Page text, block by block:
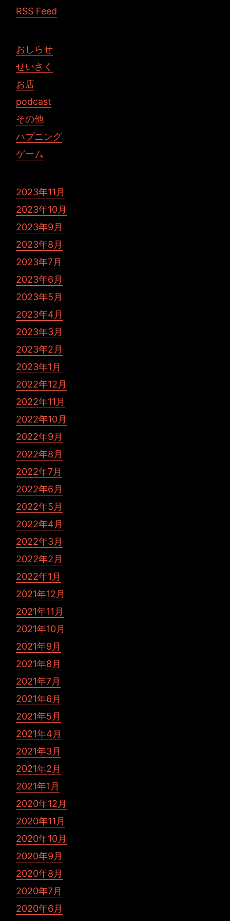
RSS Feed
おしらせ
せいさく
お店
podcast
その他
ハプニング
ゲーム
2023年11月
2023年10月
2023年9月
2023年8月
2023年7月
2023年6月
2023年5月
2023年4月
2023年3月
2023年2月
2023年1月
2022年12月
2022年11月
2022年10月
2022年9月
2022年8月
2022年7月
2022年6月
2022年5月
2022年4月
2022年3月
2022年2月
2022年1月
2021年12月
2021年11月
2021年10月
2021年9月
2021年8月
2021年7月
2021年6月
2021年5月
2021年4月
2021年3月
2021年2月
2021年1月
2020年12月
2020年11月
2020年10月
2020年9月
2020年8月
2020年7月
2020年6月